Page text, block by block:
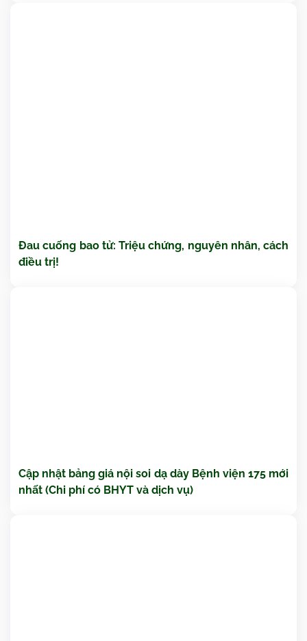
Đau cuống bao tử: Triệu chứng, nguyên nhân, cách
điều trị!
Cập nhật bảng giá nội soi dạ dày Bệnh viện 175 mới
nhất (Chi phí có BHYT và dịch vụ)